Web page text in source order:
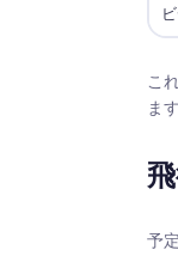
こ
ます
予